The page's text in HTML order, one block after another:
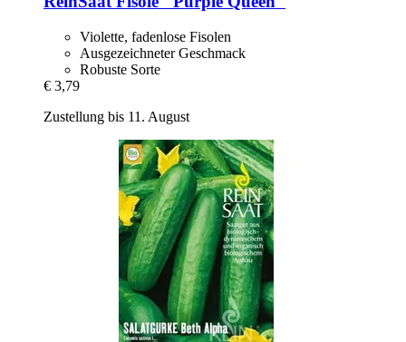
Violette, fadenlose Fisolen
Ausgezeichneter Geschmack
Robuste Sorte
€ 3,79
Zustellung bis 11. August